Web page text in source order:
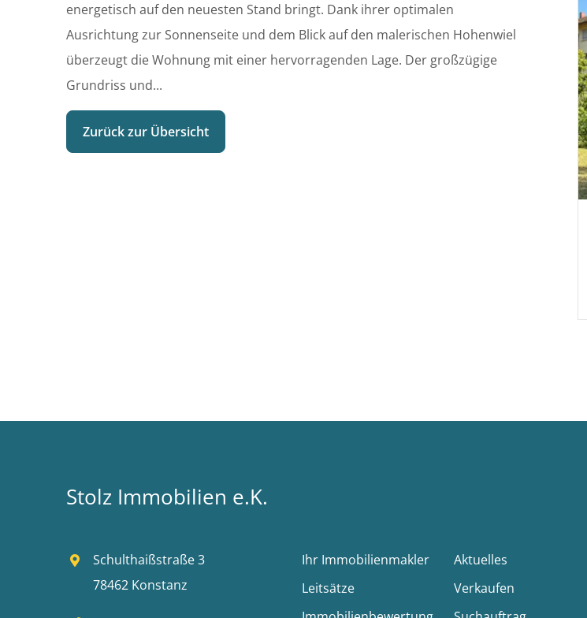
energetisch auf den neuesten Stand bringt. Dank ihrer optimalen
Ausrichtung zur Sonnenseite und dem Blick auf den malerischen Hohenwiel
überzeugt die Wohnung mit einer hervorragenden Lage. Der großzügige
Grundriss und...
Zurück zur Übersicht
Stolz Immobilien e.K.
Schulthaißstraße 3
78462 Konstanz
Ihr Immobilienmakler Aktuelles
Leitsätze
Verkaufen